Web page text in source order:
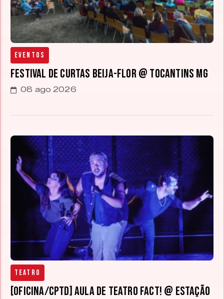
Eventos
Festival de Curtas Beija-Flor @ Tocantins MG
08 ago 2026
Teatro
[OFICINA/CPTD] Aula de teatro FACT! @ Estação